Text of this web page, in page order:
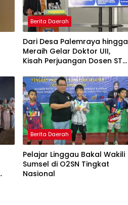
Berita Daerah
Dari Desa Palemraya hingga
Meraih Gelar Doktor UII,
Kisah Perjuangan Dosen STAI
Menjadi Driver Taksi Online
Berita Daerah
Pelajar Linggau Bakal Wakili
Sumsel di O2SN Tingkat
Nasional